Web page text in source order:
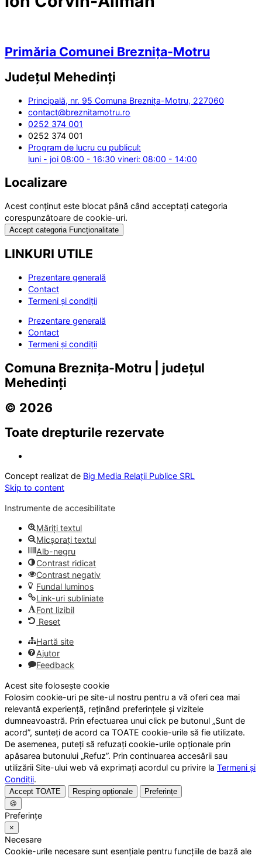
Primăria Comunei Breznița-Motru
Județul Mehedinți
Principală, nr. 95 Comuna Breznița-Motru, 227060
contact@breznitamotru.ro
0252 374 001
0252 374 001
Program de lucru cu publicul:
luni - joi 08:00 - 16:30 vineri: 08:00 - 14:00
Localizare
Acest conținut este blocat până când acceptați categoria
corespunzătoare de cookie-uri.
Accept categoria Funcționalitate
LINKURI UTILE
Prezentare generală
Contact
Termeni și condiții
Prezentare generală
Contact
Termeni și condiții
Comuna Breznița-Motru | județul
Mehedinți
© 2026
Toate drepturile rezervate
Concept realizat de Big Media Relații Publice SRL
Skip to content
Instrumente de accesibilitate
Măriți textul
Micșorați textul
Alb-negru
Contrast ridicat
Contrast negativ
Fundal luminos
Link-uri subliniate
Font lizibil
Reset
Hartă site
Ajutor
Feedback
Acest site folosește cookie
Folosim cookie-uri pe site-ul nostru pentru a vă oferi cea mai
relevantă experiență, reținând preferințele și vizitele
dumneavoastră. Prin efectuarea unui click pe butonul „Sunt de
acord”, sunteți de acord ca TOATE cookie-urile să fie utilizate.
De asemenea, puteți să refuzați cookie-urile opționale prin
apăsarea butonului „Refuz”. Prin continuarea accesării sau
utilizării Site-ului web vă exprimați acordul cu privire la Termeni și
Condiții.
Accept TOATE Resping opționale
Preferințe
🍪
Preferințe
×
Necesare
Cookie-urile necesare sunt esențiale pentru funcțiile de bază ale